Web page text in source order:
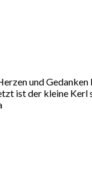
und
ist der kleine